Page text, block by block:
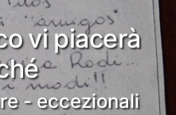
vi piacerà
- eccezionali